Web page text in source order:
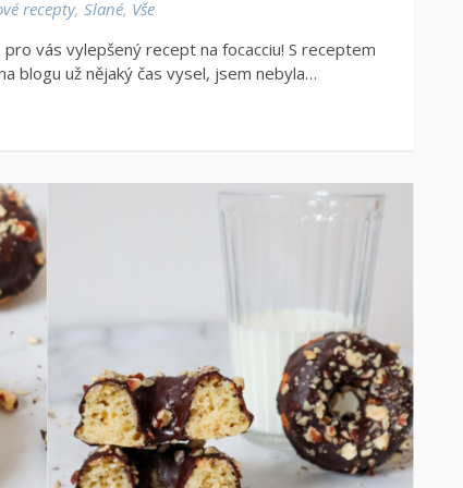
recepty, Slané, Vše
vás vylepšený recept na focacciu! S receptem
blogu už nějaký čas vysel, jsem nebyla…